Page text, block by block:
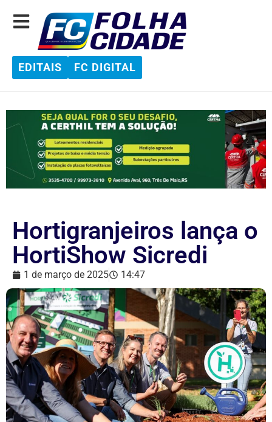
EDITAIS FC DIGITAL
Hortigranjeiros lança o
HortiShow Sicredi
1 de março de 2025 14:47